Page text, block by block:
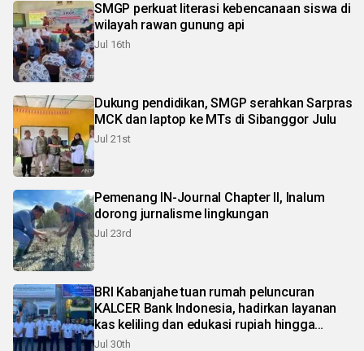
SMGP perkuat literasi kebencanaan siswa di
wilayah rawan gunung api
Jul 16th
Dukung pendidikan, SMGP serahkan Sarpras
MCK dan laptop ke MTs di Sibanggor Julu
Jul 21st
Pemenang IN-Journal Chapter II, Inalum
dorong jurnalisme lingkungan
Jul 23rd
BRI Kabanjahe tuan rumah peluncuran
KALCER Bank Indonesia, hadirkan layanan
kas keliling dan edukasi rupiah hingga
pelosok Karo
Jul 30th